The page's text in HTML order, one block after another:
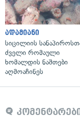
ადამიანი
სიცილიის
ძველი რომაული
ხომალდის ნაშთები
აღმოაჩინეს